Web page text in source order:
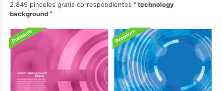
2.849 pinceles gratis correspondientes
technology
background